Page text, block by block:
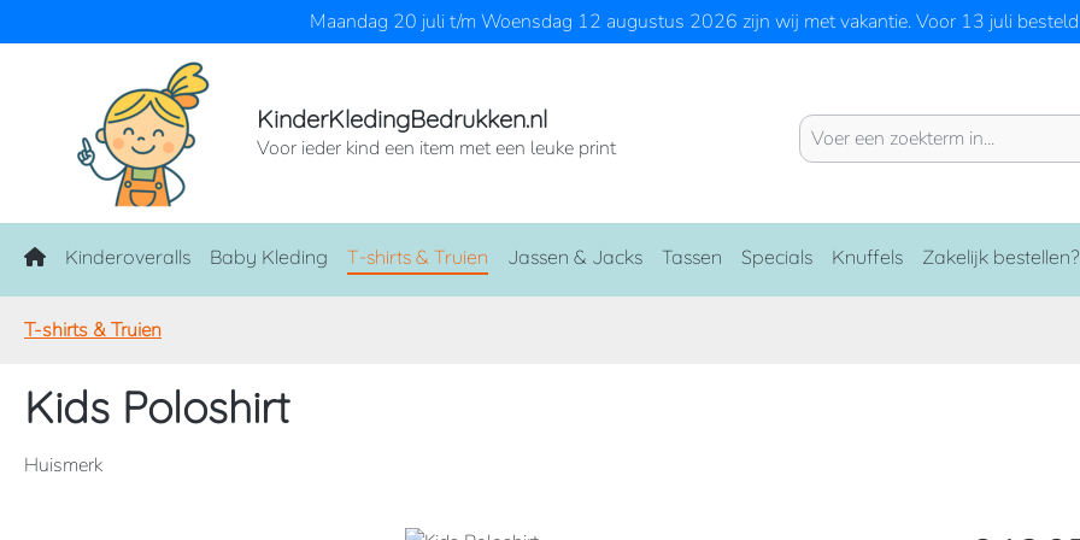
Maandag 20 juli t/m Woensdag 12 augustus 2026 zijn wij met vakantie. Voor 13 juli
KinderKledingBedrukken.nl
Voor ieder kind een item met een leuke print
Home
Kinderoveralls Baby Kleding T-shirts & Truien Jassen & Jacks Tassen Specials Knuffels Zakelijk bestellen?
T-shirts & Truien
Kids Poloshirt
Huismerk